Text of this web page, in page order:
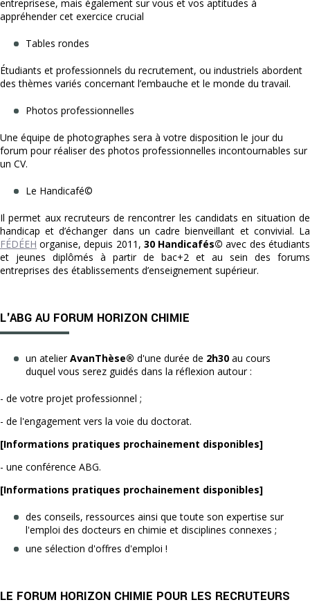
entreprisese, mais également sur vous et vos aptitudes à
appréhender cet exercice crucial
Tables rondes
Étudiants et professionnels du recrutement, ou industriels abordent
des thèmes variés concernant l’embauche et le monde du travail.
Photos professionnelles
Une équipe de photographes sera à votre disposition le jour du
forum pour réaliser des photos professionnelles incontournables sur
un CV.
Le Handicafé©
Il permet aux recruteurs de rencontrer les candidats en situation de
handicap et d’échanger dans un cadre bienveillant et convivial. La
FÉDÉEH organise, depuis 2011, 30 Handicafés© avec des étudiants
et jeunes diplômés à partir de bac+2 et au sein des forums
entreprises des établissements d’enseignement supérieur.
L'ABG AU FORUM HORIZON CHIMIE
un atelierAvanThèse® d'une durée de 2h30 au cours
duquel vous serez guidés dans la réflexion autour :
- de votre projet professionnel ;
- de l'engagement vers la voie du doctorat.
[Informations pratiques prochainement disponibles]
- une conférence ABG.
[Informations pratiques prochainement disponibles]
des conseils, ressources ainsi que toute son expertise sur
l'emploi des docteurs en chimie et disciplines connexes ;
une sélection d'offres d'emploi !
LE FORUM HORIZON CHIMIE POUR LES RECRUTEURS